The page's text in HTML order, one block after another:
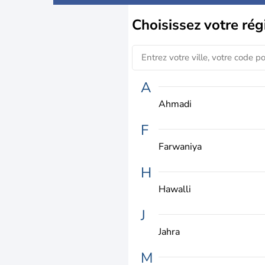
Choisissezvotre
A
Ahmadi
F
Farwaniya
H
Hawalli
J
Jahra
M